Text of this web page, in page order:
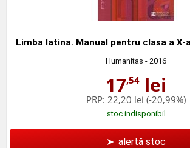
Limba latina. Manual pentru clasa a X-
Humanitas - 2016
17,54 lei
PRP: 22,20 lei (-20,99%)
stoc indisponibil
➤ alertă stoc